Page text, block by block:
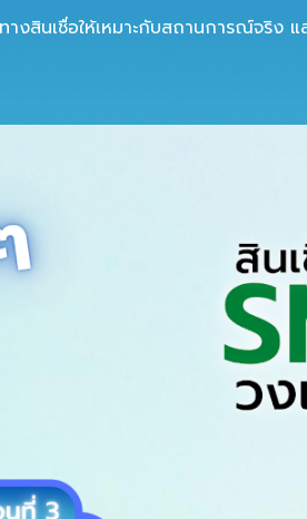
งสินเชื่อให้เหมาะกับสถานการณ์จริง